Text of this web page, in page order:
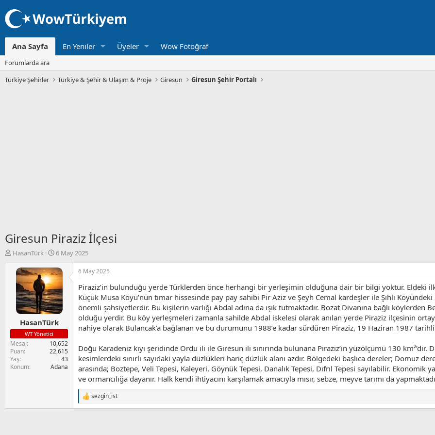
Ana Sayfa En Yeniler Üyeler Wow Fotoğraf
Forumlarda ara
Türkiye Şehirler
Türkiye & Şehir & Ulaşım & Proje Giresun Giresun Şehir Portalı
Giresun Piraziz İlçesi
K
l
a
t
a
n
HasanTürk
B
ş
l
a
n
g
ı
ç
t
a
r
i
h
6 May 2025
HasanTürk
WT Yönetici
Mesaj
10,652
Puan
22,615
Yaş
43
Konum
Adana
6 May 2025
Piraziz’in bulunduğu yerde Türklerden önce herhangi bir yerleşimin olduğuna dair bir bilgi yoktur. Eldeki
Küçük Musa Köyü’nün tımar hissesinde pay pay sahibi Pir Aziz ve Şeyh Cemal kardeşler ile Şıhlı
önemli şahsiyetlerdir. Bu kişilerin varlığı Abdal adına da ışık tutmaktadır. Bozat Divanına bağlı köylerden
olduğu yerdir. Bu köy yerleşmeleri zamanla sahilde Abdal iskelesi olarak anılan yerde Piraziz ilçesinin
nahiye olarak Bulancak’a bağlanan ve bu durumunu 1988’e kadar sürdüren Piraziz, 19 Haziran 1987
Doğu Karadeniz kıyı şeridinde Ordu ili ile Giresun ili sınırında bulunana Piraziz’in yüzölçümü 130
kesimlerdeki sınırlı sayıdaki yayla düzlükleri hariç düzlük alanı azdır. Bölgedeki başlıca dereler; Domuz
arasında; Boztepe, Veli Tepesi, Kaleyeri, Göynük Tepesi, Danalık Tepesi, Dıfrıl Tepesi sayılabilir. Ekonomik
ve ormancılığa dayanır. Halk kendi ihtiyacını karşılamak amacıyla mısır, sebze, meyve tarımı da
T
e
sezgin_ist